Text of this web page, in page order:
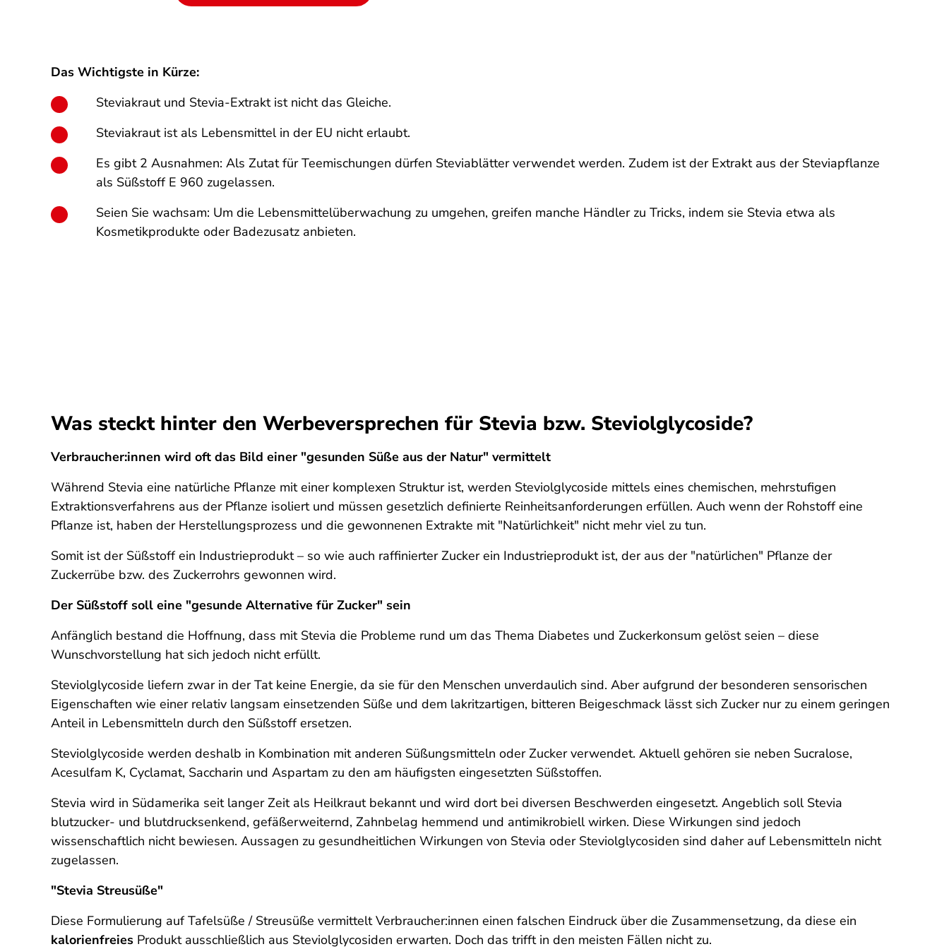
Das Wichtigste in Kürze:
Steviakraut und Stevia-Extrakt ist nicht das Gleiche.
Steviakraut ist als Lebensmittel in der EU nicht erlaubt.
Es gibt 2 Ausnahmen: Als Zutat für Teemischungen dürfen Steviablätter verwendet werden. Zudem ist der Extrakt aus der Steviapflanze
als Süßstoff E 960 zugelassen.
Seien Sie wachsam: Um die Lebensmittelüberwachung zu umgehen, greifen manche Händler zu Tricks, indem sie Stevia etwa als
Kosmetikprodukte oder Badezusatz anbieten.
Was steckt hinter den Werbeversprechen für Stevia bzw. Steviolglycoside?
Verbraucher:innen wird oft das Bild einer "gesunden Süße aus der Natur" vermittelt
Während Stevia eine natürliche Pflanze mit einer komplexen Struktur ist, werden Steviolglycoside mittels eines chemischen, mehrstufigen
Extraktionsverfahrens aus der Pflanze isoliert und müssen gesetzlich definierte Reinheitsanforderungen erfüllen. Auch wenn der Rohstoff eine
Pflanze ist, haben der Herstellungsprozess und die gewonnenen Extrakte mit "Natürlichkeit" nicht mehr viel zu tun.
Somit ist der Süßstoff ein Industrieprodukt – so wie auch raffinierter Zucker ein Industrieprodukt ist, der aus der "natürlichen" Pflanze der
Zuckerrübe bzw. des Zuckerrohrs gewonnen wird.
Der Süßstoff soll eine "gesunde Alternative für Zucker" sein
Anfänglich bestand die Hoffnung, dass mit Stevia die Probleme rund um das Thema Diabetes und Zuckerkonsum gelöst seien – diese
Wunschvorstellung hat sich jedoch nicht erfüllt.
Steviolglycoside liefern zwar in der Tat keine Energie, da sie für den Menschen unverdaulich sind. Aber aufgrund der besonderen sensorischen
Eigenschaften wie einer relativ langsam einsetzenden Süße und dem lakritzartigen, bitteren Beigeschmack lässt sich Zucker nur zu einem geringen
Anteil in Lebensmitteln durch den Süßstoff ersetzen.
Steviolglycoside werden deshalb in Kombination mit anderen Süßungsmitteln oder Zucker verwendet. Aktuell gehören sie neben Sucralose,
Acesulfam K, Cyclamat, Saccharin und Aspartam zu den am häufigsten eingesetzten Süßstoffen.
Stevia wird in Südamerika seit langer Zeit als Heilkraut bekannt und wird dort bei diversen Beschwerden eingesetzt. Angeblich soll Stevia
blutzucker- und blutdrucksenkend, gefäßerweiternd, Zahnbelag hemmend und antimikrobiell wirken. Diese Wirkungen sind jedoch
wissenschaftlich nicht bewiesen. Aussagen zu gesundheitlichen Wirkungen von Stevia oder Steviolglycosiden sind daher auf Lebensmitteln nicht
zugelassen.
"Stevia Streusüße"
Diese Formulierung auf Tafelsüße / Streusüße vermittelt Verbraucher:innen einen falschen Eindruck über die Zusammensetzung, da diese ein
kalorienfreies Produkt ausschließlich aus Steviolglycosiden erwarten. Doch das trifft in den meisten Fällen nicht zu.